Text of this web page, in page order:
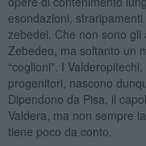
esondazioni,
zebedei. Che non sono
Zebedeo, ma soltanto un
“coglioni”. I
progenitori, nascono
Dipendono da Pisa, il
Valdera, ma non sempre
tiene poco da conto.